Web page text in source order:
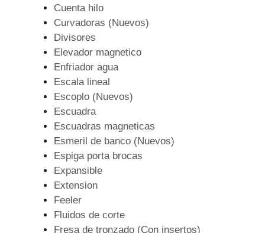
Cuenta hilo
Curvadoras (Nuevos)
Divisores
Elevador magnetico
Enfriador agua
Escala lineal
Escoplo (Nuevos)
Escuadra
Escuadras magneticas
Esmeril de banco (Nuevos)
Espiga porta brocas
Expansible
Extension
Feeler
Fluidos de corte
Fresa de tronzado (Con insertos)